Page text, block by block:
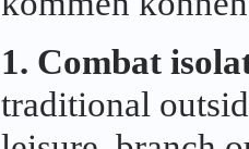
1. Combat
traditional